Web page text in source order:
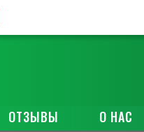
ОТЗЫВЫ О НАС